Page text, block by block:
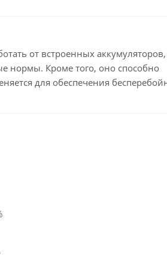
от встроенных
нормы. Кроме того, оно способно
для обеспечения